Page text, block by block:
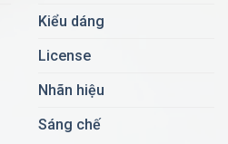
Kiểu dáng
License
Nhãn hiệu
Sáng chế